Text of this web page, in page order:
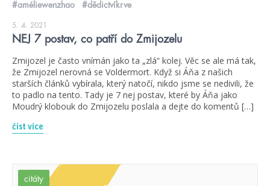
#améliewenzhao #dědictvíkrve
5. 4. 2021
NEJ 7 postav, co patří do Zmijozelu
Zmijozel je často vnímán jako ta „zlá“ kolej. Věc se ale má tak,
že Zmijozel nerovná se Voldermort. Když si Áňa z našich
starších článků vybírala, který natočí, nikdo jsme se nedivili, že
to padlo na tento. Tady je 7 nej postav, které by Áňa jako
Moudrý klobouk do Zmijozelu poslala a dejte do komentů […]
číst více
citáty